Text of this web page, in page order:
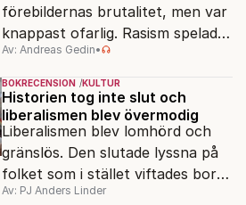
förebildernas brutalitet, men var
knappast ofarlig. Rasism spelades
ned i förmån för "kultur". Känns
det igen?
Av: Andreas Gedin•
BOKRECENSION KULTUR
Historien tog inte slut och
liberalismen blev övermodig
Liberalismen blev lomhörd och
gränslös. Den slutade lyssna på
folket som i stället viftades bort
och misstänkliggjordes. Men kan
Av: PJ Anders Linder